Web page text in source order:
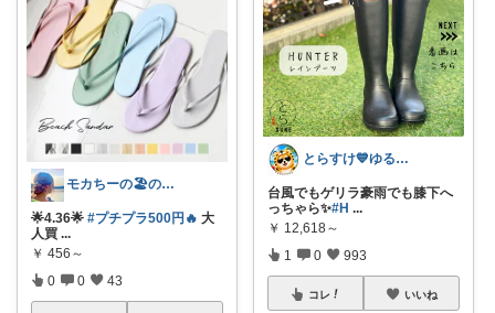
モカちーの🏖️のんびりライフ🐈✨
🌟4.36🌟 #プチプラ500円🔥 大
人買 ...
￥ 456～
0 0 43
とらすけ💙ゆるミニマリストの愛用品
台風でもゲリラ豪雨でも膝下へ
っちゃら✨#H ...
￥ 12,618～
1 0 993
コレ いいね